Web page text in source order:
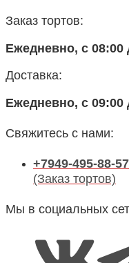
Заказ тортов:
Ежедневно, с 08:00
Доставка:
Ежедневно, с 09:00
Свяжитесь с нами:
+7949-495-88-57
(Заказ тортов)
Мы в социальных